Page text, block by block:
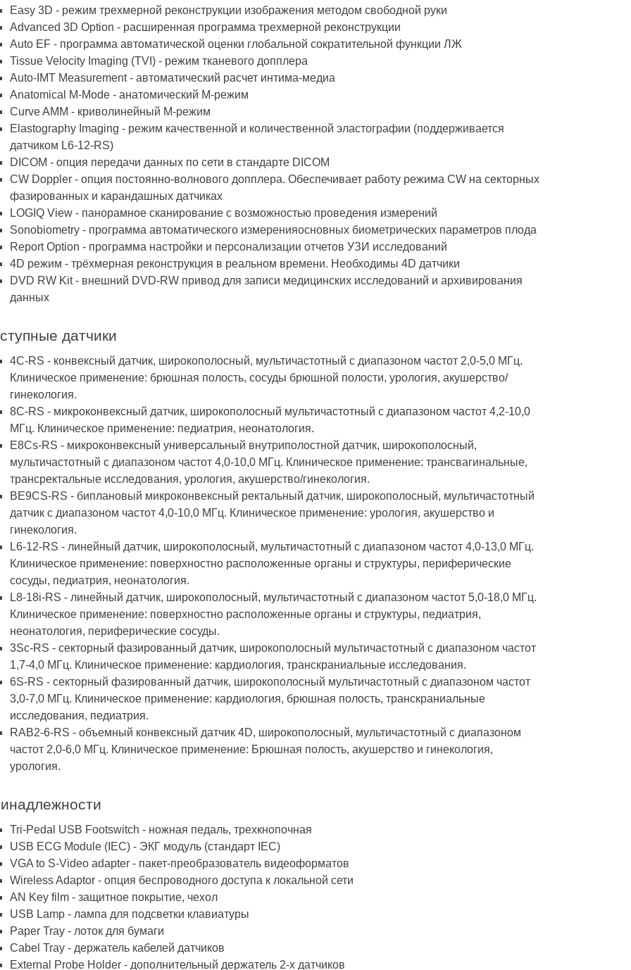
Easy 3D - режим трехмерной реконструкции изображения методом свободной руки
Advanced 3D Option - расширенная программа трехмерной реконструкции
Auto EF - программа автоматической оценки глобальной сократительной функции ЛЖ
Tissue Velocity Imaging (TVI) - режим тканевого допплера
Auto-IMT Measurement - автоматический расчет интима-медиа
Anatomical M-Mode - анатомический М-режим
Curve AMM - криволинейный М-режим
Elastography Imaging - режим качественной и количественной эластографии (поддерживается
датчиком L6-12-RS)
DICOM - опция передачи данных по сети в стандарте DICOM
CW Doppler - опция постоянно-волнового допплера. Обеспечивает работу режима CW на секторных
фазированных и карандашных датчиках
LOGIQ View - панорамное сканирование с возможностью проведения измерений
Sonobiometry - программа автоматического измеренияосновных биометрических параметров плода
Report Option - программа настройки и персонализации отчетов УЗИ исследований
4D режим - трёхмерная реконструкция в реальном времени. Необходимы 4D датчики
DVD RW Kit - внешний DVD-RW привод для записи медицинских исследований и архивирования
данных
датчики
4C-RS - конвексный датчик, широкополосный, мультичастотный с диапазоном частот 2,0-5,0 МГц.
Клиническое применение: брюшная полость, сосуды брюшной полости, урология, акушерство/
гинекология.
8C-RS - микроконвексный датчик, широкополосный мультичастотный с диапазоном частот 4,2-10,0
МГц. Клиническое применение: педиатрия, неонатология.
E8Cs-RS - микроконвексный универсальный внутриполостной датчик, широкополосный,
мультичастотный с диапазоном частот 4,0-10,0 МГц. Клиническое применение: трансвагинальные,
трансректальные исследования, урология, акушерство/гинекология.
BE9CS-RS - биплановый микроконвексный ректальный датчик, широкополосный, мультичастотный
датчик с диапазоном частот 4,0-10,0 МГц. Клиническое применение: урология, акушерство и
гинекология.
L6-12-RS - линейный датчик, широкополосный, мультичастотный с диапазоном частот 4,0-13,0 МГц.
Клиническое применение: поверхностно расположенные органы и структуры, периферические
сосуды, педиатрия, неонатология.
L8-18i-RS - линейный датчик, широкополосный, мультичастотный с диапазоном частот 5,0-18,0 МГц.
Клиническое применение: поверхностно расположенные органы и структуры, педиатрия,
неонатология, периферические сосуды.
3Sc-RS - секторный фазированный датчик, широкополосный мультичастотный с диапазоном частот
1,7-4,0 МГц. Клиническое применение: кардиология, транскраниальные исследования.
6S-RS - секторный фазированный датчик, широкополосный мультичастотный с диапазоном частот
3,0-7,0 МГц. Клиническое применение: кардиология, брюшная полость, транскраниальные
исследования, педиатрия.
RAB2-6-RS - объемный конвексный датчик 4D, широкополосный, мультичастотный с диапазоном
частот 2,0-6,0 МГц. Клиническое применение: Брюшная полость, акушерство и гинекология,
урология.
Tri-Pedal USB Footswitch - ножная педаль, трехкнопочная
USB ECG Module (IEC) - ЭКГ модуль (стандарт IEC)
VGA to S-Video adapter - пакет-преобразователь видеоформатов
Wireless Adaptor - опция беспроводного доступа к локальной сети
AN Key film - защитное покрытие, чехол
USB Lamp - лампа для подсветки клавиатуры
Paper Tray - лоток для бумаги
Cabel Tray - держатель кабелей датчиков
External Probe Holder - дополнительный держатель 2-х датчиков